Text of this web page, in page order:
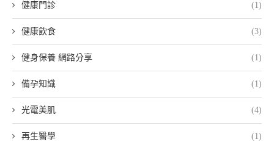
健康門診 (1)
健康飲食 (3)
健身保養 網路分享 (1)
備孕知識 (1)
光電美肌 (4)
再生醫學 (1)